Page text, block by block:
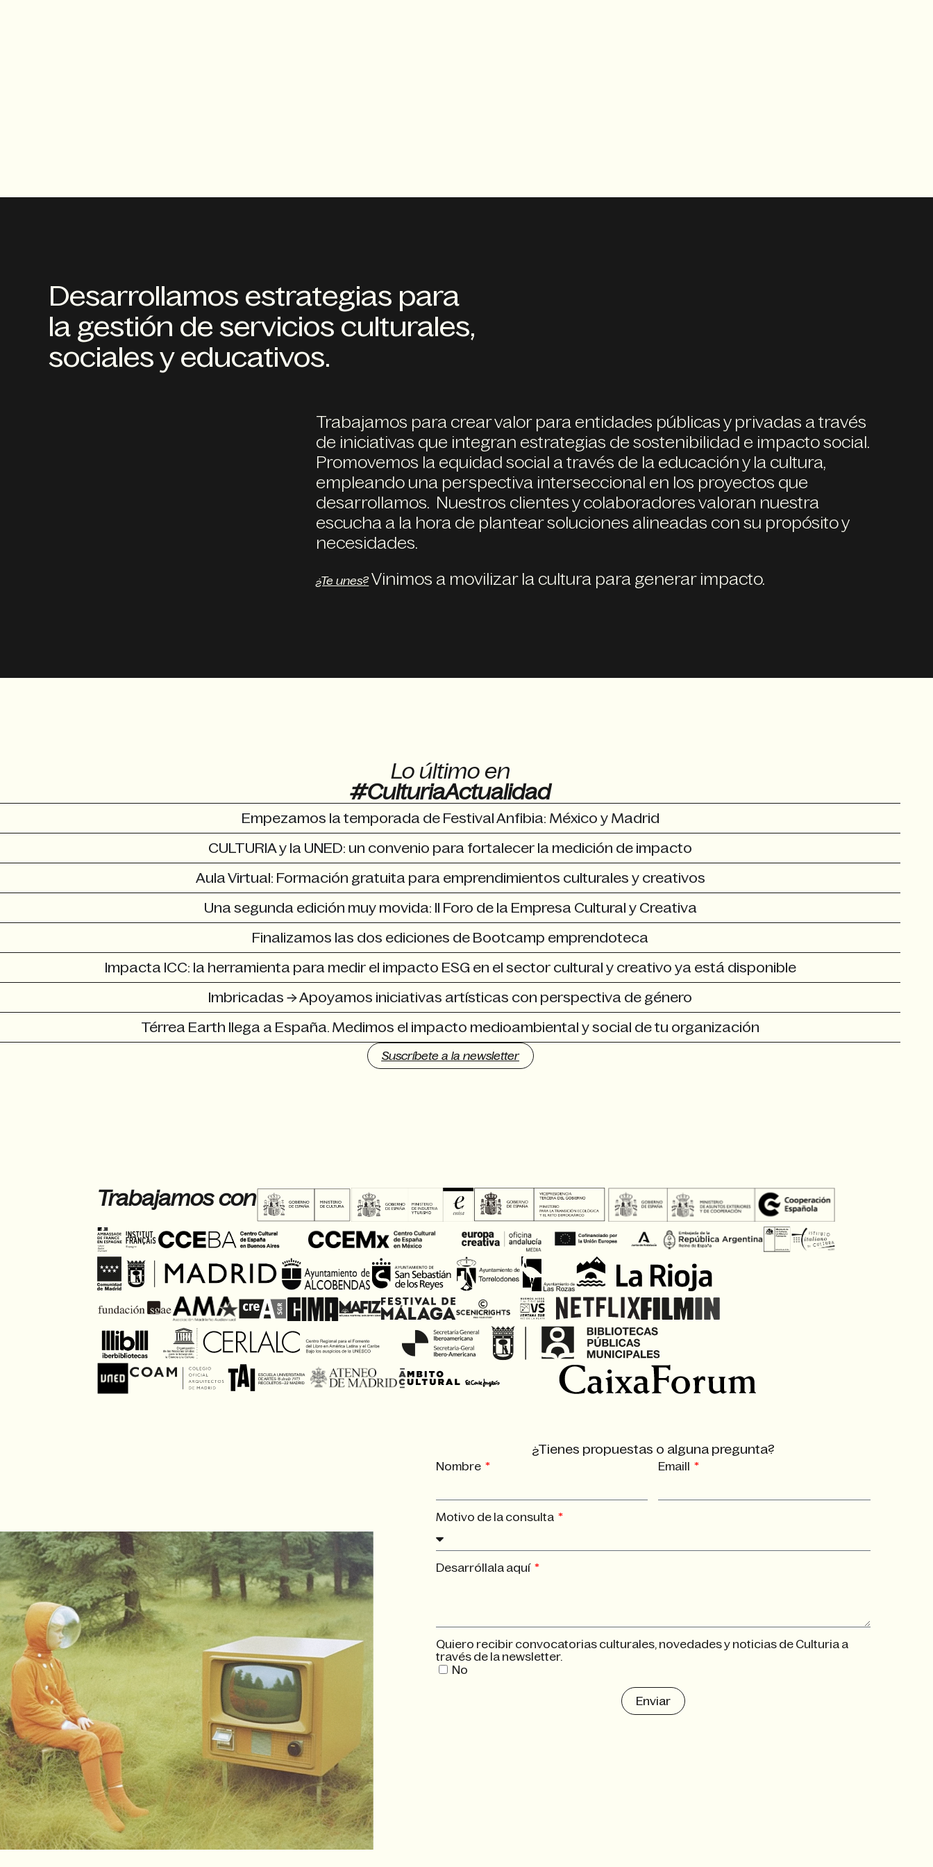
Desarrollamos estrategias para
la gestión de servicios culturales,
sociales y educativos.
Trabajamos para crear valor para entidades públicas y privadas a través
de iniciativas que integran estrategias de sostenibilidad e impacto social.
Promovemos la equidad social a través de la educación y la cultura,
empleando una perspectiva interseccional en los proyectos que
desarrollamos. Nuestros clientes y colaboradores valoran nuestra
escucha a la hora de plantear soluciones alineadas con su propósito y
necesidades.
¿Te unes?Vinimos a movilizar la cultura para generar impacto.
Lo último en
#CulturiaActualidad
Empezamos la temporada de Festival Anfibia: México y Madrid
CULTURIA y la UNED: un convenio para fortalecer la medición de impacto
Aula Virtual: Formación gratuita para emprendimientos culturales y creativos
Una segunda edición muy movida: II Foro de la Empresa Cultural y Creativa
Finalizamos las dos ediciones de Bootcamp emprendoteca
Impacta ICC: la herramienta para medir el impacto ESG en el sector cultural y creativo ya está disponible
Imbricadas → Apoyamos iniciativas artísticas con perspectiva de género
Térrea Earth llega a España. Medimos el impacto medioambiental y social de tu organización
Suscríbete a la newsletter
Trabajamos con
¿Tienes propuestas o alguna pregunta?
Nombre Emaill
Motivo de la consulta
Desarróllala aquí
Quiero recibir convocatorias culturales, novedades y noticias de Culturia a
través de la newsletter.
No
Enviar